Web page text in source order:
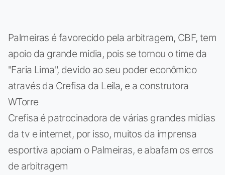
Palmeiras é favorecido pela arbitragem, CBF, tem
apoio da grande midia, pois se tornou o time da
"Faria Lima", devido ao seu poder econômico
através da Crefisa da Leila, e a construtora
WTorre
Crefisa é patrocinadora de várias grandes midias
da tv e internet, por isso, muitos da imprensa
esportiva apoiam o Palmeiras, e abafam os erros
de arbitragem